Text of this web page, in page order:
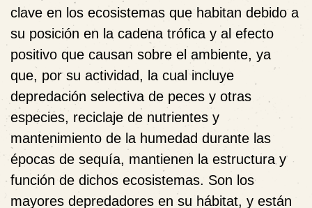
clave en los ecosistemas que habitan debido a
su posición en la cadena trófica y al efecto
positivo que causan sobre el ambiente, ya
que, por su actividad, la cual incluye
depredación selectiva de peces y otras
especies, reciclaje de nutrientes y
mantenimiento de la humedad durante las
épocas de sequía, mantienen la estructura y
función de dichos ecosistemas. Son los
mayores depredadores en su hábitat, y están